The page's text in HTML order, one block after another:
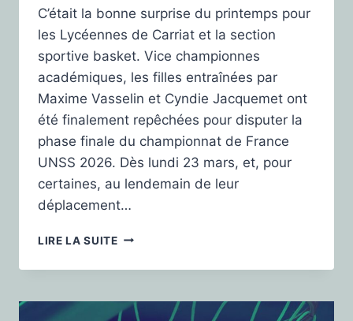
C’était la bonne surprise du printemps pour
les Lycéennes de Carriat et la section
sportive basket. Vice championnes
académiques, les filles entraînées par
Maxime Vasselin et Cyndie Jacquemet ont
été finalement repêchées pour disputer la
phase finale du championnat de France
UNSS 2026. Dès lundi 23 mars, et, pour
certaines, au lendemain de leur
déplacement…
LIRE LA SUITE